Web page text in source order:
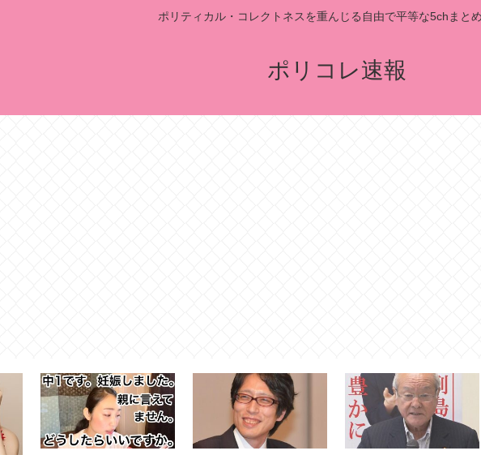
ポリティカル・コレクトネスを重んじる自由で平等な5chまと
ポリコレ速報